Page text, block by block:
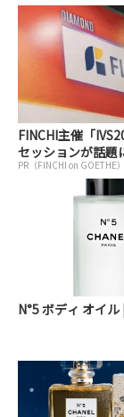
FINCHI主催「
セッションが話題
PR（FINCHI on GOETHE）
N°5 ボディ オイ